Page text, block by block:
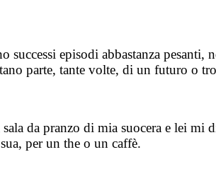
episodi abbastanza
parte, tante volte, di un futuro o
da pranzo di mia suocera e lei mi
per un the o un caffè.